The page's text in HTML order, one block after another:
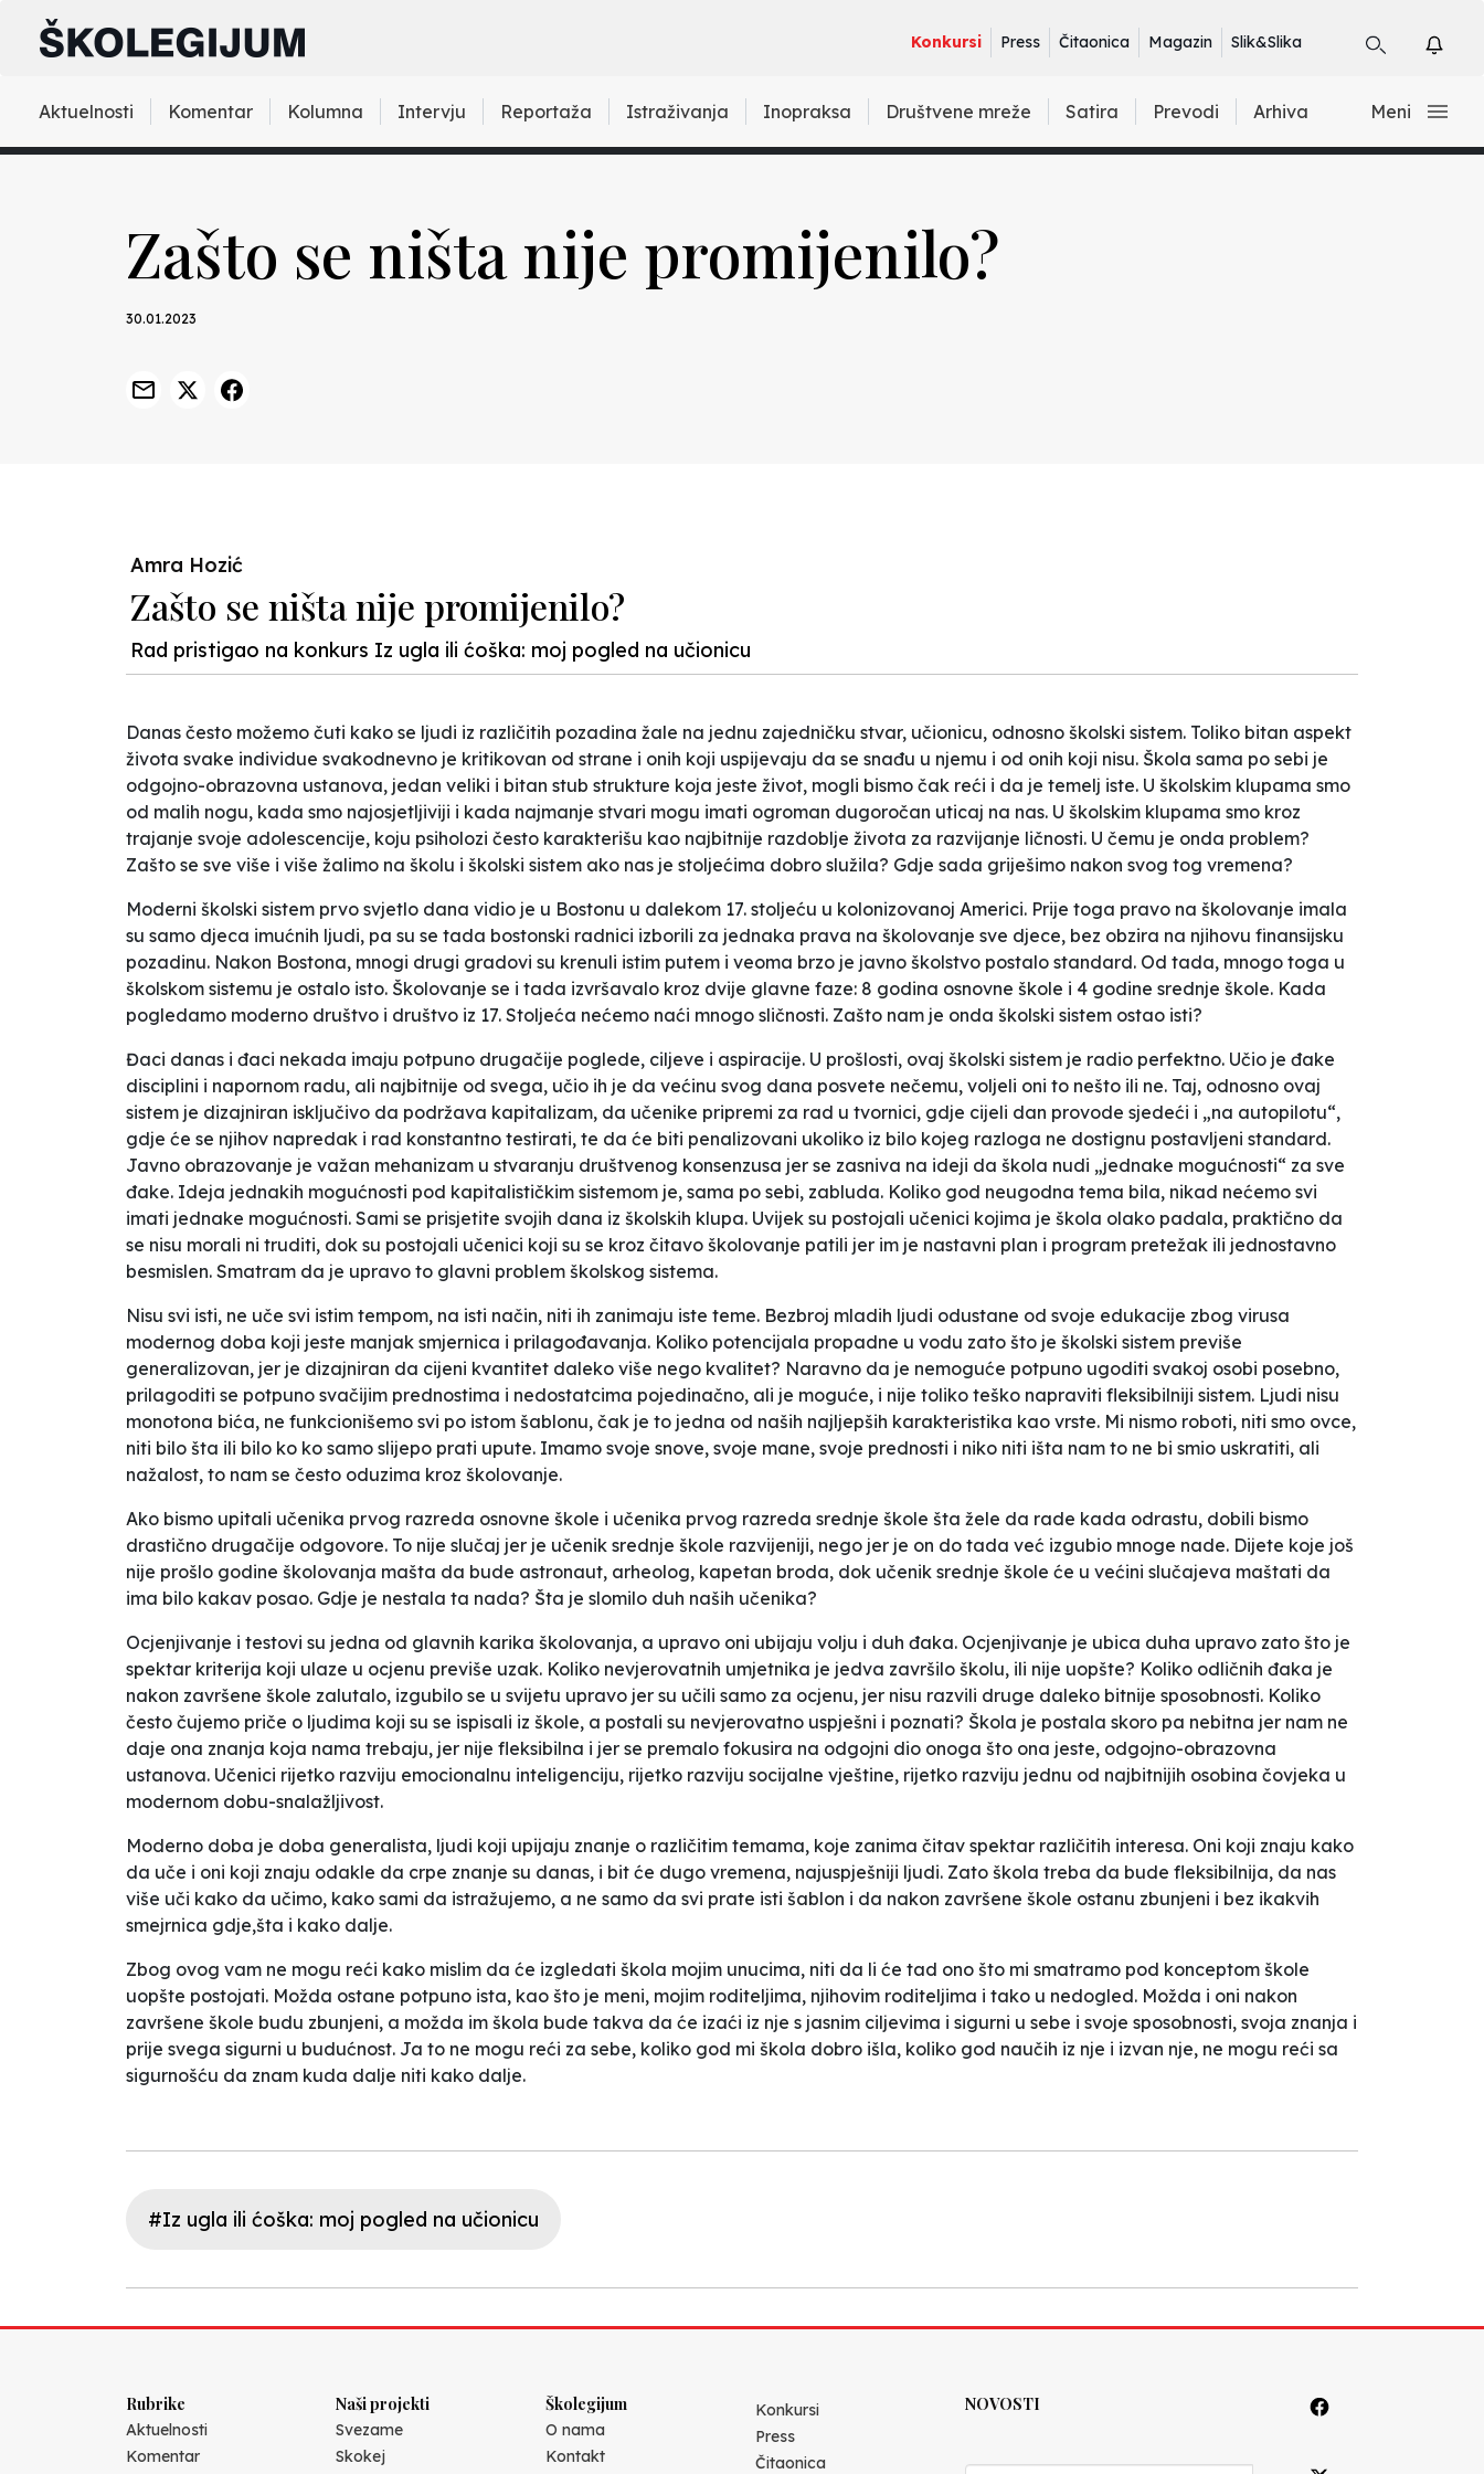
Konkursi Press Čitaonica Magazin Slik&Slika
Aktuelnosti Komentar Kolumna Intervju Reportaža Istraživanja Inopraksa Društvene mreže Satira Prevodi Arhiva Meni
Zašto se ništa nije promijenilo?
30.01.2023
Amra Hozić
Zašto se ništa nije promijenilo?
Rad pristigao na konkurs Iz ugla ili ćoška: moj pogled na učionicu
Danas često možemo čuti kako se ljudi iz različitih pozadina žale na jednu zajedničku stvar, učionicu, odnosno školski sistem. Toliko bitan aspekt
života svake individue svakodnevno je kritikovan od strane i onih koji uspijevaju da se snađu u njemu i od onih koji nisu. Škola sama po sebi je
odgojno-obrazovna ustanova, jedan veliki i bitan stub strukture koja jeste život, mogli bismo čak reći i da je temelj iste. U školskim klupama smo
od malih nogu, kada smo najosjetljiviji i kada najmanje stvari mogu imati ogroman dugoročan uticaj na nas. U školskim klupama smo kroz
trajanje svoje adolescencije, koju psiholozi često karakterišu kao najbitnije razdoblje života za razvijanje ličnosti. U čemu je onda problem?
Zašto se sve više i više žalimo na školu i školski sistem ako nas je stoljećima dobro služila? Gdje sada griješimo nakon svog tog vremena?
Moderni školski sistem prvo svjetlo dana vidio je u Bostonu u dalekom 17. stoljeću u kolonizovanoj Americi. Prije toga pravo na školovanje imala
su samo djeca imućnih ljudi, pa su se tada bostonski radnici izborili za jednaka prava na školovanje sve djece, bez obzira na njihovu finansijsku
pozadinu. Nakon Bostona, mnogi drugi gradovi su krenuli istim putem i veoma brzo je javno školstvo postalo standard. Od tada, mnogo toga u
školskom sistemu je ostalo isto. Školovanje se i tada izvršavalo kroz dvije glavne faze: 8 godina osnovne škole i 4 godine srednje škole. Kada
pogledamo moderno društvo i društvo iz 17. Stoljeća nećemo naći mnogo sličnosti. Zašto nam je onda školski sistem ostao isti?
Đaci danas i đaci nekada imaju potpuno drugačije poglede, ciljeve i aspiracije. U prošlosti, ovaj školski sistem je radio perfektno. Učio je đake
disciplini i napornom radu, ali najbitnije od svega, učio ih je da većinu svog dana posvete nečemu, voljeli oni to nešto ili ne. Taj, odnosno ovaj
sistem je dizajniran isključivo da podržava kapitalizam, da učenike pripremi za rad u tvornici, gdje cijeli dan provode sjedeći i „na autopilotu“,
gdje će se njihov napredak i rad konstantno testirati, te da će biti penalizovani ukoliko iz bilo kojeg razloga ne dostignu postavljeni standard.
Javno obrazovanje je važan mehanizam u stvaranju društvenog konsenzusa jer se zasniva na ideji da škola nudi „jednake mogućnosti“ za sve
đake. Ideja jednakih mogućnosti pod kapitalističkim sistemom je, sama po sebi, zabluda. Koliko god neugodna tema bila, nikad nećemo svi
imati jednake mogućnosti. Sami se prisjetite svojih dana iz školskih klupa. Uvijek su postojali učenici kojima je škola olako padala, praktično da
se nisu morali ni truditi, dok su postojali učenici koji su se kroz čitavo školovanje patili jer im je nastavni plan i program pretežak ili jednostavno
besmislen. Smatram da je upravo to glavni problem školskog sistema.
Nisu svi isti, ne uče svi istim tempom, na isti način, niti ih zanimaju iste teme. Bezbroj mladih ljudi odustane od svoje edukacije zbog virusa
modernog doba koji jeste manjak smjernica i prilagođavanja. Koliko potencijala propadne u vodu zato što je školski sistem previše
generalizovan, jer je dizajniran da cijeni kvantitet daleko više nego kvalitet? Naravno da je nemoguće potpuno ugoditi svakoj osobi posebno,
prilagoditi se potpuno svačijim prednostima i nedostatcima pojedinačno, ali je moguće, i nije toliko teško napraviti fleksibilniji sistem. Ljudi nisu
monotona bića, ne funkcionišemo svi po istom šablonu, čak je to jedna od naših najljepših karakteristika kao vrste. Mi nismo roboti, niti smo ovce,
niti bilo šta ili bilo ko ko samo slijepo prati upute. Imamo svoje snove, svoje mane, svoje prednosti i niko niti išta nam to ne bi smio uskratiti, ali
nažalost, to nam se često oduzima kroz školovanje.
Ako bismo upitali učenika prvog razreda osnovne škole i učenika prvog razreda srednje škole šta žele da rade kada odrastu, dobili bismo
drastično drugačije odgovore. To nije slučaj jer je učenik srednje škole razvijeniji, nego jer je on do tada već izgubio mnoge nade. Dijete koje još
nije prošlo godine školovanja mašta da bude astronaut, arheolog, kapetan broda, dok učenik srednje škole će u većini slučajeva maštati da
ima bilo kakav posao. Gdje je nestala ta nada? Šta je slomilo duh naših učenika?
Ocjenjivanje i testovi su jedna od glavnih karika školovanja, a upravo oni ubijaju volju i duh đaka. Ocjenjivanje je ubica duha upravo zato što je
spektar kriterija koji ulaze u ocjenu previše uzak. Koliko nevjerovatnih umjetnika je jedva završilo školu, ili nije uopšte? Koliko odličnih đaka je
nakon završene škole zalutalo, izgubilo se u svijetu upravo jer su učili samo za ocjenu, jer nisu razvili druge daleko bitnije sposobnosti. Koliko
često čujemo priče o ljudima koji su se ispisali iz škole, a postali su nevjerovatno uspješni i poznati? Škola je postala skoro pa nebitna jer nam ne
daje ona znanja koja nama trebaju, jer nije fleksibilna i jer se premalo fokusira na odgojni dio onoga što ona jeste, odgojno-obrazovna
ustanova. Učenici rijetko razviju emocionalnu inteligenciju, rijetko razviju socijalne vještine, rijetko razviju jednu od najbitnijih osobina čovjeka u
modernom dobu-snalažljivost.
Moderno doba je doba generalista, ljudi koji upijaju znanje o različitim temama, koje zanima čitav spektar različitih interesa. Oni koji znaju kako
da uče i oni koji znaju odakle da crpe znanje su danas, i bit će dugo vremena, najuspješniji ljudi. Zato škola treba da bude fleksibilnija, da nas
više uči kako da učimo, kako sami da istražujemo, a ne samo da svi prate isti šablon i da nakon završene škole ostanu zbunjeni i bez ikakvih
smejrnica gdje,šta i kako dalje.
Zbog ovog vam ne mogu reći kako mislim da će izgledati škola mojim unucima, niti da li će tad ono što mi smatramo pod konceptom škole
uopšte postojati. Možda ostane potpuno ista, kao što je meni, mojim roditeljima, njihovim roditeljima i tako u nedogled. Možda i oni nakon
završene škole budu zbunjeni, a možda im škola bude takva da će izaći iz nje s jasnim ciljevima i sigurni u sebe i svoje sposobnosti, svoja znanja i
prije svega sigurni u budućnost. Ja to ne mogu reći za sebe, koliko god mi škola dobro išla, koliko god naučih iz nje i izvan nje, ne mogu reći sa
sigurnošću da znam kuda dalje niti kako dalje.
#Iz ugla ili ćoška: moj pogled na učionicu
Rubrike
Aktuelnosti
Komentar
Naši projekti
Svezame
Skokej
Školegijum
O nama
Kontakt
Konkursi
Press
Čitaonica
NOVOSTI